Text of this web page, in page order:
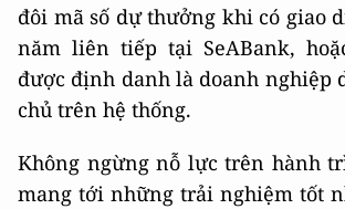
đôi mã số dự thưởng khi có giao
năm liên tiếp tại SeABank,
được định danh là doanh nghiệp
chủ trên hệ thống.
Không ngừng nỗ lực trên hành
mang tới những trải nghiệm tốt